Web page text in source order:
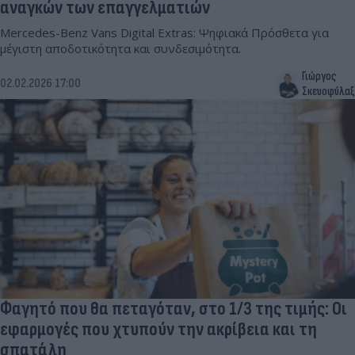
αναγκών των επαγγελματιών
Mercedes-Benz Vans Digital Extras: Ψηφιακά Πρόσθετα για
μέγιστη αποδοτικότητα και συνδεσιμότητα.
02.02.2026 17:00
Γιώργος
Σκευοφύλαξ
Φαγητό που θα πεταγόταν, στο 1/3 της τιμής: Οι
εφαρμογές που χτυπούν την ακρίβεια και τη
σπατάλη